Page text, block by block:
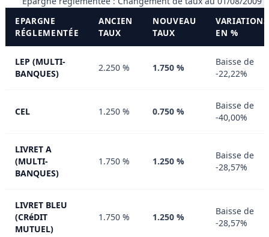
EPARGNE
RÉGLEMENTÉE
ANCIEN
TAUX
NOUVEAU
TAUX
VARIATIONS
EN %
LEP (MULTI-
BANQUES)
2.250 % 1.750 %
Baisse de
-22,22%
CEL 1.250 % 0.750 %
Baisse de
-40,00%
LIVRET A
(MULTI-
BANQUES)
1.750 % 1.250 %
Baisse de
-28,57%
LIVRET BLEU
(CRéDIT
MUTUEL)
1.750 % 1.250 %
Baisse de
-28,57%